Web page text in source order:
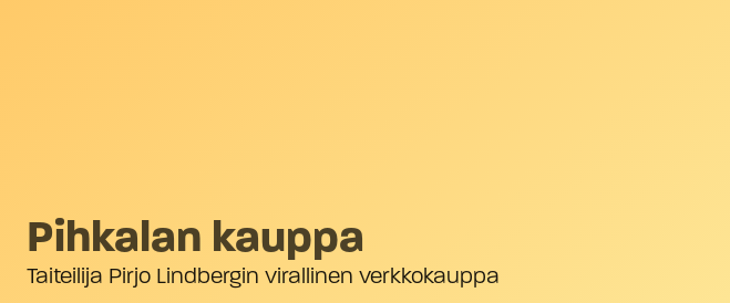
Pihkalan kauppa
Taiteilija Pirjo Lindbergin virallinen verkkokauppa